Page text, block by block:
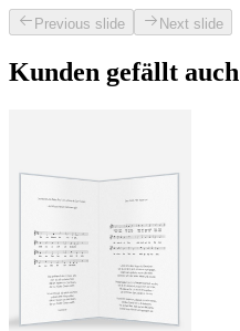
Previous slide Next slide
Kunden gefällt auch